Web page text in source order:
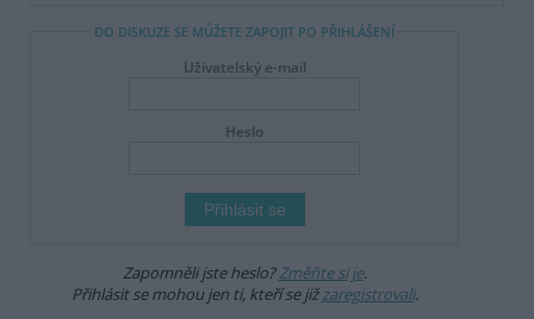
DO DISKUZE SE MŮŽETE ZAPOJIT PO PŘIHLÁŠENÍ
Uživatelský e-mail
Heslo
Zapomněli jste heslo?Změňte si je.
Přihlásit se mohou jen ti, kteří se jižzaregistrovali.